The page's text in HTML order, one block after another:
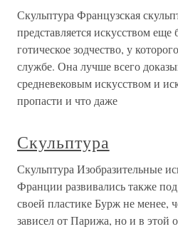
Скульптура Французская
представляется искусством
готическое зодчество, у
службе. Она лучше всего
средневековым искусством и
пропасти и что даже
Скульптура
Скульптура Изобразительные
Франции развивались также
своей пластике Бурж не менее,
зависел от Парижа, но и в этой